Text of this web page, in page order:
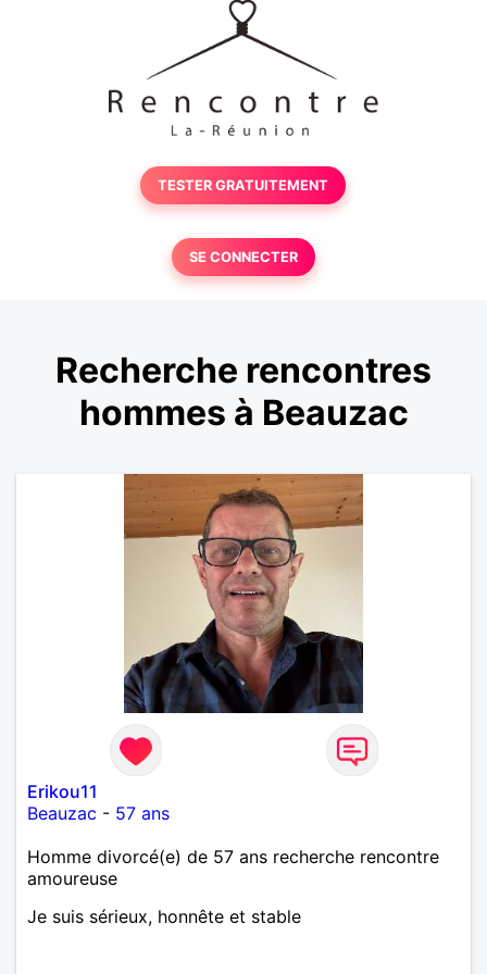
TESTER GRATUITEMENT
SE CONNECTER
Recherche rencontres
hommes à Beauzac
Erikou11
Beauzac - 57 ans
Homme divorcé(e) de 57 ans recherche rencontre
amoureuse
Je suis sérieux, honnête et stable